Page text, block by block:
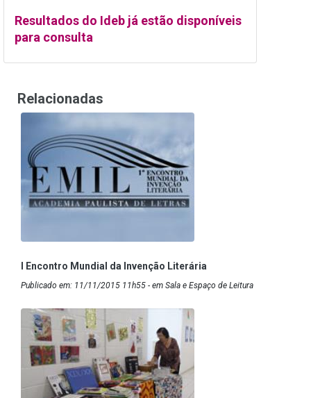
Resultados do Ideb já estão disponíveis
para consulta
Relacionadas
I Encontro Mundial da Invenção Literária
Publicado em: 11/11/2015 11h55 - em Sala e Espaço de Leitura